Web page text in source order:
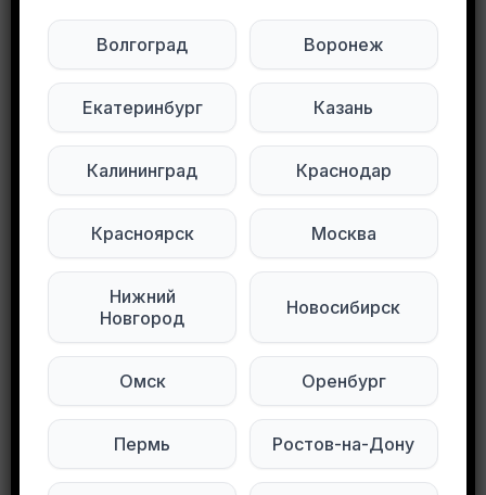
Отдам вещи 42 размер. Все в отличном
состоянии. Район Новогиреево
Подписывайтесь на нас в социальных
сетях:
Мы в Max Мы в Telegram
Мы в ВКонтакте
0 0 104 просмотров
Волгоград Воронеж
Екатеринбург Казань
Калининград Краснодар
Красноярск Москва
Нижний
Новгород
Новосибирск
Омск Оренбург
Пермь Ростов-на-Дону